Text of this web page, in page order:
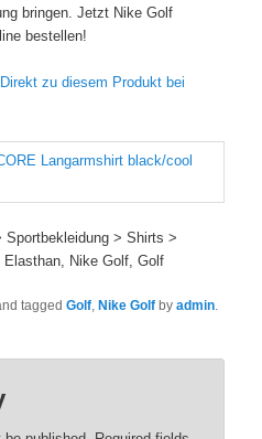
bringen. Jetzt Nike Golf
bestellen!
Direkt zu diesem Produkt bei
> Shirts >
Nike Golf, Golf
taggedGolf,Nike Golf byadmin.